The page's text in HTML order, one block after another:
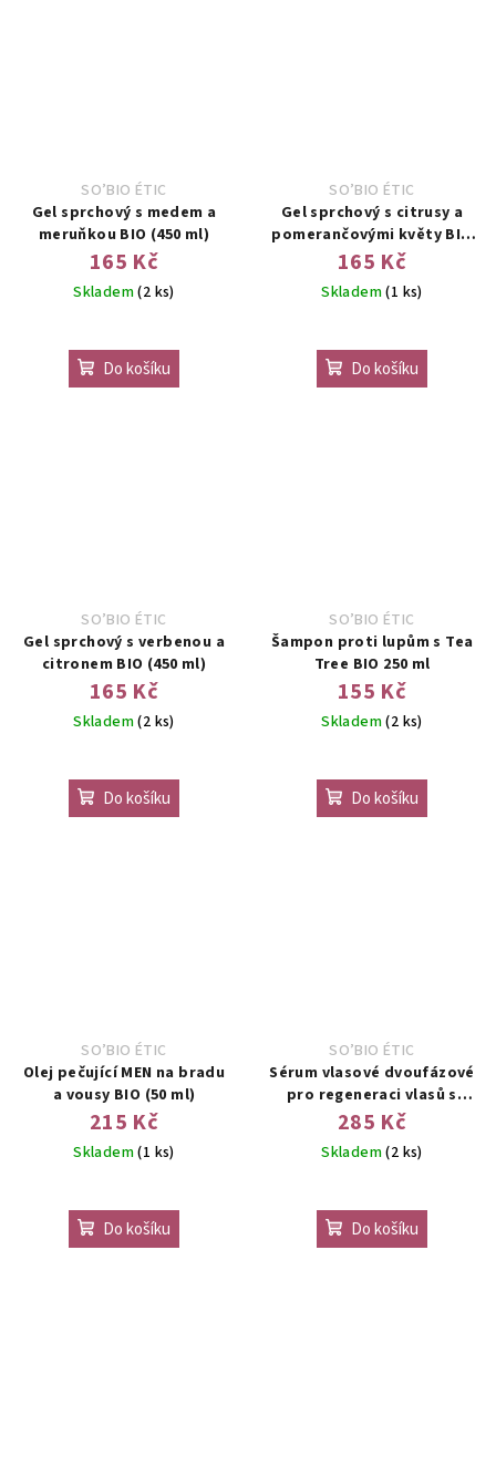
SO’BIO ÉTIC
Gel sprchový s medem a
meruňkou BIO (450 ml)
165 Kč
Skladem(2 ks)
Do košíku
SO’BIO ÉTIC
Gel sprchový s citrusy a
pomerančovými květy BIO
(450 ml)
165 Kč
Skladem(1 ks)
Do košíku
SO’BIO ÉTIC
Gel sprchový s verbenou a
citronem BIO (450 ml)
165 Kč
Skladem(2 ks)
Do košíku
SO’BIO ÉTIC
Šampon proti lupům s Tea
Tree BIO 250 ml
155 Kč
Skladem(2 ks)
Do košíku
SO’BIO ÉTIC
Olej pečující MEN na bradu
a vousy BIO (50 ml)
215 Kč
Skladem(1 ks)
Do košíku
SO’BIO ÉTIC
Sérum vlasové dvoufázové
pro regeneraci vlasů s
rostlinným kolagenem
285 Kč
Skladem(2 ks)
Do košíku